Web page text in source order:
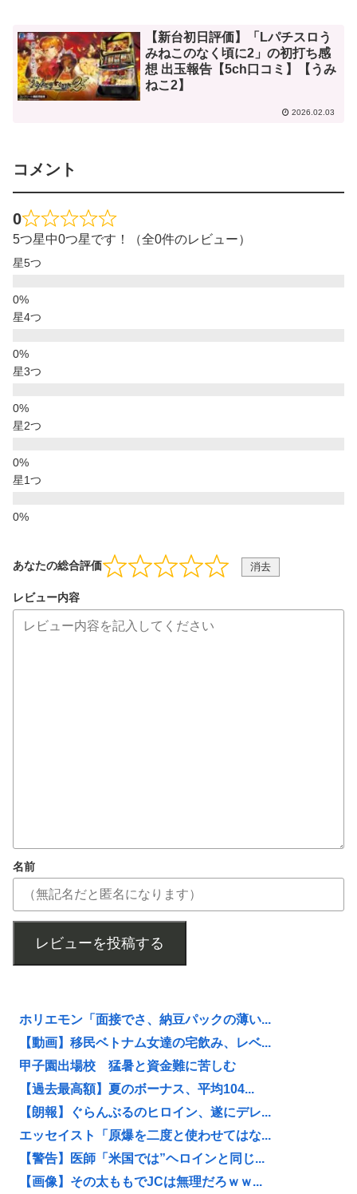
【新台初日評価】「Lパチスロう
みねこのなく頃に2」の初打ち感
想 出玉報告【5ch口コミ】【うみ
ねこ2】
2026.02.03
コメント
0
5つ星中0つ星です！（全0件のレビュー）
星5つ
星4つ
星3つ
星2つ
星1つ
あなたの総合評価 消去
レビュー内容
名前
レビューを投稿する
ホリエモン「面接でさ、納豆パックの薄い...
【動画】移民ベトナム女達の宅飲み、レベ...
甲子園出場校 猛暑と資金難に苦しむ
【過去最高額】夏のボーナス、平均104...
【朗報】ぐらんぶるのヒロイン、遂にデレ...
エッセイスト「原爆を二度と使わせてはな...
【警告】医師「米国では”ヘロインと同じ...
【画像】その太ももでJCは無理だろｗｗ...